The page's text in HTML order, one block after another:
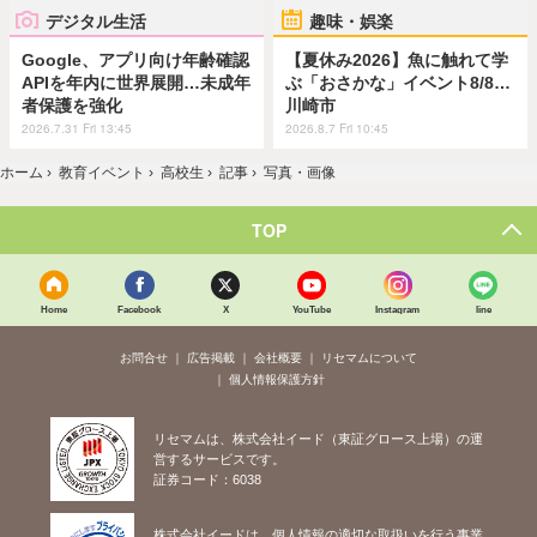
デジタル生活
Google、アプリ向け年齢確認
APIを年内に世界展開…未成年
者保護を強化
2026.7.31 Fri 13:45
趣味・娯楽
【夏休み2026】魚に触れて学
ぶ「おさかな」イベント8/8…
川崎市
2026.8.7 Fri 10:45
ホーム › 教育イベント › 高校生 › 記事 › 写真・画像
TOP
Home Facebook X YouTube Instagram line
お問合せ 広告掲載 会社概要
リセマムについて
個人情報保護方針
リセマムは、株式会社イード（東証グロース上場）の運
営するサービスです。
証券コード：6038